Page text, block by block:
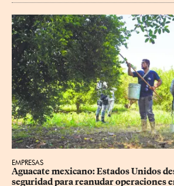
EMPRESAS
Aguacate mexicano: Estados Unidos
seguridad para reanudar operaciones